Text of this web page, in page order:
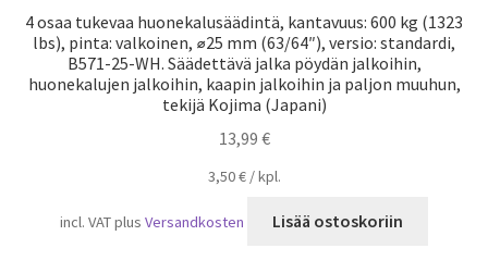
4 osaa tukevaa huonekalusäädintä, kantavuus: 600 kg (1323
lbs), pinta: valkoinen, ⌀25 mm (63/64″), versio: standardi,
B571-25-WH. Säädettävä jalka pöydän jalkoihin,
huonekalujen jalkoihin, kaapin jalkoihin ja paljon muuhun,
tekijä Kojima (Japani)
13,99 €
3,50€/kpl.
incl. VATplusVersandkosten Lisää ostoskoriin